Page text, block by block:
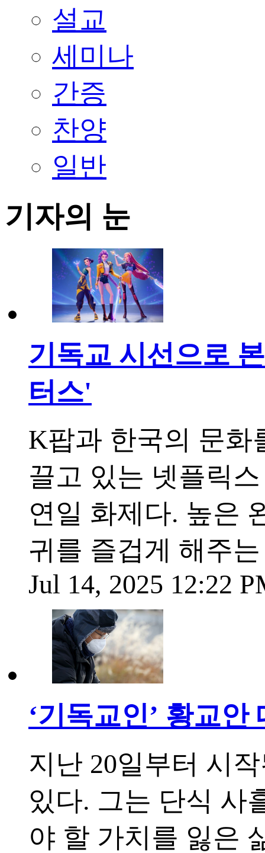
설교
세미나
간증
찬양
일반
기자의 눈
기독교 시선으로
터스'
K팝과 한국의 문화
끌고 있는 넷플릭
연일 화제다. 높은
귀를 즐겁게 해주
Jul 14, 2025 12:22
‘기독교인’ 황교안
지난 20일부터 시
있다. 그는 단식 사
야 할 가치를 잃은